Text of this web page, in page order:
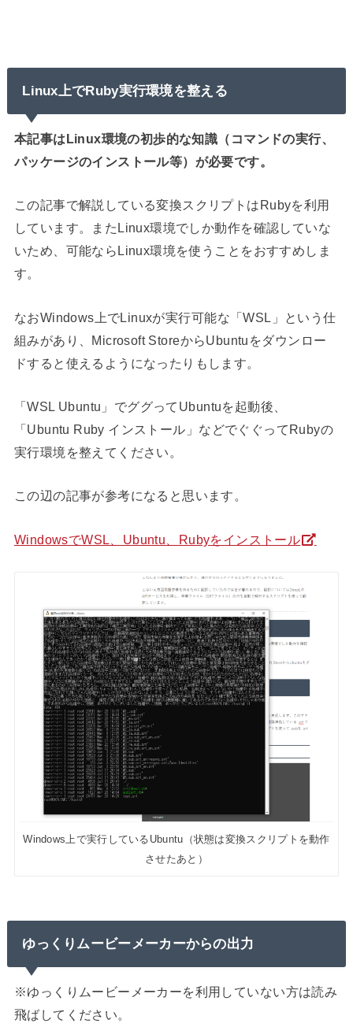
Linux上でRuby実行環境を整える
本記事はLinux環境の初歩的な知識（コマンドの実行、
パッケージのインストール等）が必要です。
この記事で解説している変換スクリプトはRubyを利用
しています。またLinux環境でしか動作を確認していな
いため、可能ならLinux環境を使うことをおすすめしま
す。
なおWindows上でLinuxが実行可能な「WSL」という仕
組みがあり、Microsoft StoreからUbuntuをダウンロー
ドすると使えるようになったりもします。
「WSL Ubuntu」でググってUbuntuを起動後、
「Ubuntu Ruby インストール」などでぐぐってRubyの
実行環境を整えてください。
この辺の記事が参考になると思います。
WindowsでWSL、Ubuntu、Rubyをインストール
Windows上で実行しているUbuntu（状態は変換スクリプトを動作
させたあと）
ゆっくりムービーメーカーからの出力
※ゆっくりムービーメーカーを利用していない方は読み
飛ばしてください。